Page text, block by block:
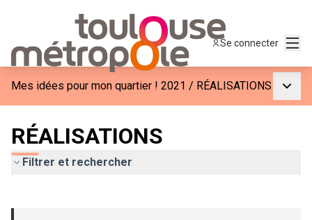
Se connecter
Mes idées pour mon quartier ! 2021 / RÉALISATIONS
RÉALISATIONS
Filtrer et rechercher